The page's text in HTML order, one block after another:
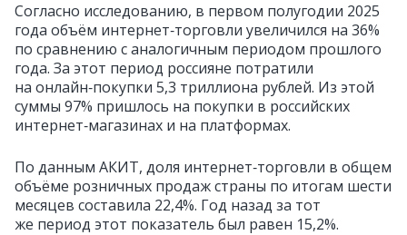
Согласно исследованию, в первом полугодии 2025
года объём интернет‑торговли увеличился на 36%
по сравнению с аналогичным периодом прошлого
года. За этот период россияне потратили
на онлайн‑покупки 5,3 триллиона рублей. Из этой
суммы 97% пришлось на покупки в российских
интернет‑магазинах и на платформах.
По данным АКИТ, доля интернет‑торговли в общем
объёме розничных продаж страны по итогам шести
месяцев составила 22,4%. Год назад за тот
же период этот показатель был равен 15,2%.